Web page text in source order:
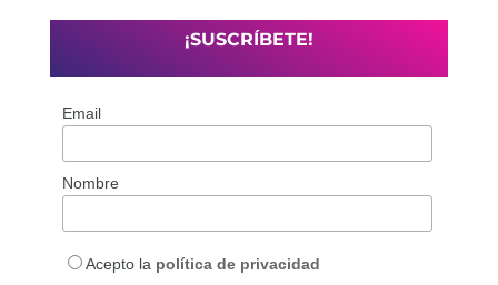
¡SUSCRÍBETE!
Email
Nombre
Acepto la política de privacidad